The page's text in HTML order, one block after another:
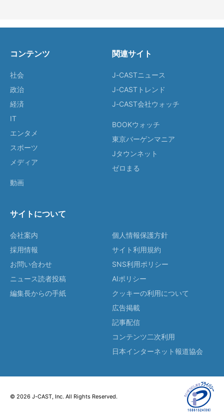
コンテンツ
社会
政治
経済
IT
エンタメ
スポーツ
メディア
動画
関連サイト
J-CASTニュース
J-CASTトレンド
J-CAST会社ウォッチ
BOOKウォッチ
東京バーゲンマニア
Jタウンネット
ゼロまる
サイトについて
会社案内
採用情報
お問い合わせ
ニュース読者投稿
編集長からの手紙
個人情報保護方針
サイト利用規約
SNS利用ポリシー
AIポリシー
クッキーの利用について
広告掲載
記事配信
コンテンツ二次利用
日本インターネット報道協会
© 2026 J-CAST, Inc. All Rights Reserved.